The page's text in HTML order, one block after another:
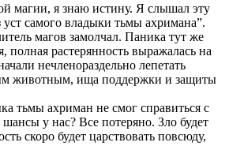
магии, я знаю истину. Я слышал эту
уст самого владыки тьмы ахримана”.
магов замолчал. Паника тут же
полная растерянность выражалась на
нечленораздельно лепетать
животным, ища поддержки и защиты
тьмы ахриман не смог справиться с
шансы у нас? Все потеряно. Зло будет
скоро будет царствовать повсюду,